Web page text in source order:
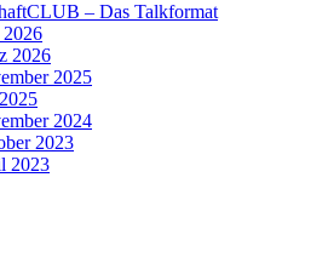
– Das Talkformat
2026
2025
2024
2023
2023